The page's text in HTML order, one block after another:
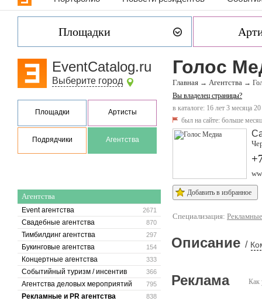
Площадки
EventCatalog.ru
Выберите город
Площадки Артисты
Подрядчики Агентства
Агентства
2671
Event агентства
870
Свадебные агентства
297
Тимбилдинг агентства
154
Букинговые агентства
333
Концертные агентства
366
Событийный туризм / инсентив
795
Агентства деловых мероприятий
838
Рекламные и PR агентства
Голос
Главная → Агентства →
Вы владелец страницы?
в каталоге: 16 лет 3 месяца
был на сайте: больше
Добавить в избранное
Специализация:
Описание /
Как
Реклама